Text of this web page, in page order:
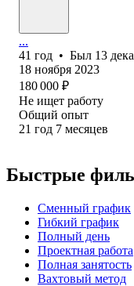
...
41 год • Был 13
18 ноября 2023
180 000 ₽
Не ищет работу
Общий опыт
21 год 7 месяцев
Быстрые
Сменный график
Гибкий график
Полный день
Проектная работа
Полная занятость
Вахтовый метод